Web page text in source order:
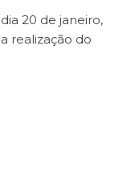
20 de janeiro,
realização do